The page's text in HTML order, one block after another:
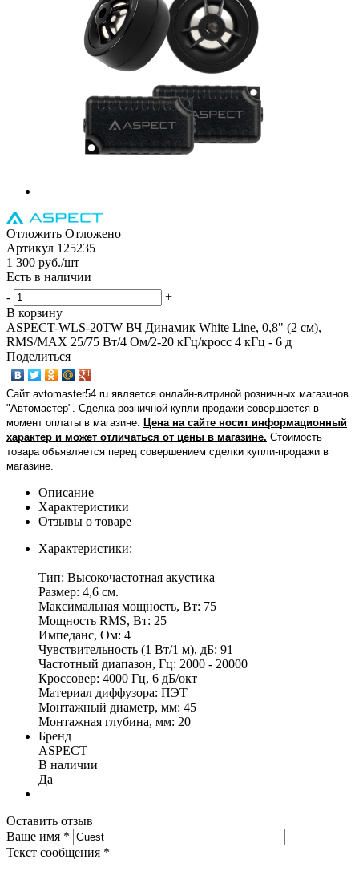
Отложить Отложено
Артикул 125235
1 300 руб./шт
Есть в наличии
-
+
В корзину
ASPECT-WLS-20TW ВЧ Динамик White Line, 0,8" (2 см),
RMS/MAX 25/75 Вт/4 Ом/2-20 кГц/кросс 4 кГц - 6 д
Поделиться
Сайт avtomaster54.ru является онлайн-витриной розничных магазинов
"Автомастер". Сделка розничной купли-продажи совершается в
момент оплаты в магазине.
Цена на сайте носит информационный
характер и может отличаться от цены в магазине. Стоимость
товара объявляется перед совершением сделки купли-продажи в
магазине
Описание
Характеристики
Отзывы о товаре
Характеристики:
Тип: Высокочастотная акустика
Размер: 4,6 см.
Максимальная мощность, Вт: 75
Мощность RMS, Вт: 25
Импеданс, Ом: 4
Чувствительность (1 Вт/1 м), дБ: 91
Частотный диапазон, Гц: 2000 - 20000
Кроссовер: 4000 Гц, 6 дБ/окт
Материал диффузора: ПЭТ
Монтажный диаметр, мм: 45
Монтажная глубина, мм: 20
Бренд
ASPECT
В наличии
Да
Оставить отзыв
Ваше имя *
Текст сообщения *